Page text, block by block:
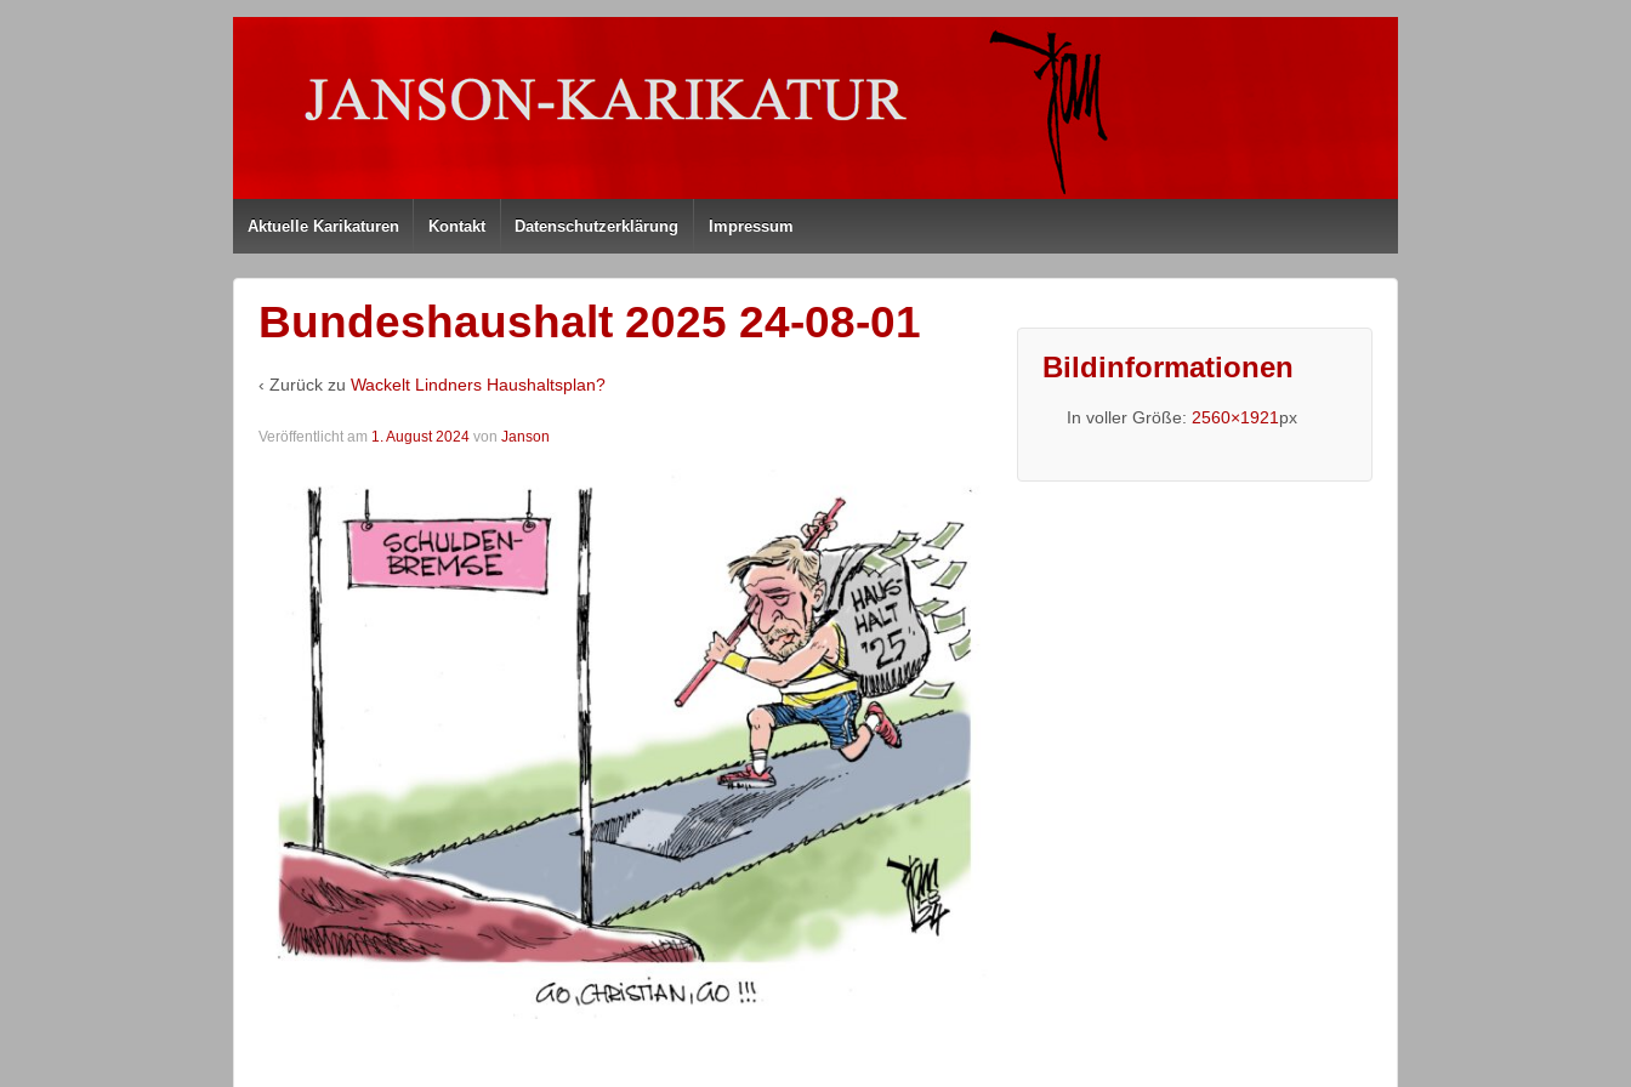
Aktuelle Karikaturen Kontakt Datenschutzerklärung Impressum
Bundeshaushalt 2025 24-08-01
‹ Zurück zu Wackelt Lindners Haushaltsplan?
Veröffentlicht am 1. August 2024 von Janson
Bildinformationen
In voller Größe: 2560×1921 px